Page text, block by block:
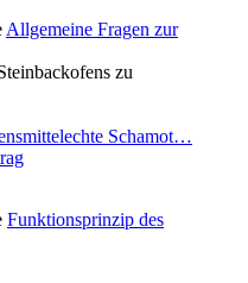
Allgemeine Fragen zur
zu
Schamot…
Funktionsprinzip des